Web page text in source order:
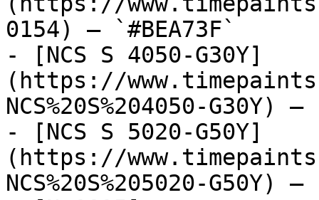
0154) — `#BEA73F`
- [NCS S 4050-G30Y]
(https://
NCS%20S%204050-G30Y)
- [NCS S 5020-G50Y]
(https://
NCS%20S%205020-G50Y)